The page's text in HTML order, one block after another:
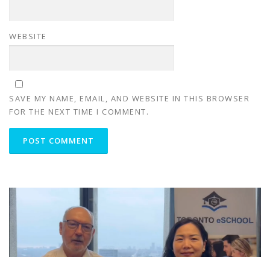
WEBSITE
SAVE MY NAME, EMAIL, AND WEBSITE IN THIS BROWSER
FOR THE NEXT TIME I COMMENT.